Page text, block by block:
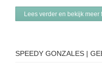
Lees verder en bekijk meer
SPEEDY GONZALES |